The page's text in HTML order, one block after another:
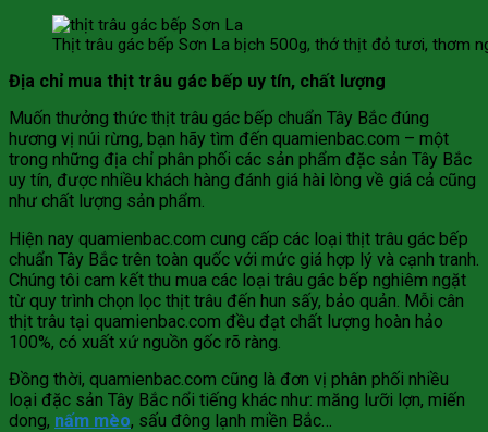
Thịt trâu gác bếp Sơn La bịch 500g, thớ thịt đỏ tươi, thơm
Địa chỉ mua thịt trâu gác bếp uy tín, chất lượng
Muốn thưởng thức thịt trâu gác bếp chuẩn Tây Bắc đúng
hương vị núi rừng, bạn hãy tìm đến quamienbac.com – một
trong những địa chỉ phân phối các sản phẩm đặc sản Tây Bắc
uy tín, được nhiều khách hàng đánh giá hài lòng về giá cả cũng
như chất lượng sản phẩm.
Hiện nay quamienbac.com cung cấp các loại thịt trâu gác bếp
chuẩn Tây Bắc trên toàn quốc với mức giá hợp lý và cạnh tranh.
Chúng tôi cam kết thu mua các loại trâu gác bếp nghiêm ngặt
từ quy trình chọn lọc thịt trâu đến hun sấy, bảo quản. Mỗi cân
thịt trâu tại quamienbac.com đều đạt chất lượng hoàn hảo
100%, có xuất xứ nguồn gốc rõ ràng.
Đồng thời, quamienbac.com cũng là đơn vị phân phối nhiều
loại đặc sản Tây Bắc nổi tiếng khác như: măng lưỡi lợn, miến
dong, nấm mèo, sấu đông lạnh miền Bắc…